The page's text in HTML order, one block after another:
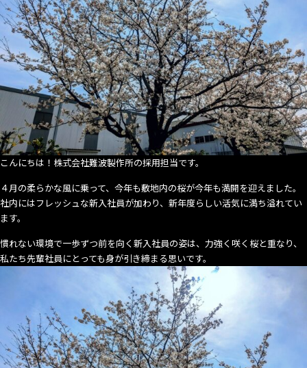
の
『合
同
企
業
説
明
会』
の
≪
午
の
部
参
加
す！
こんにちは！株式会社難波製作所の採用担当です。
４月の柔らかな風に乗って、今年も敷地内の桜が今年も満開を迎えました。
社内にはフレッシュな新入社員が加わり、新年度らしい活気に満ち溢れてい
ます。
慣れない環境で一歩ずつ前を向く新入社員の姿は、力強く咲く桜と重なり、
私たち先輩社員にとっても身が引き締まる思いです。